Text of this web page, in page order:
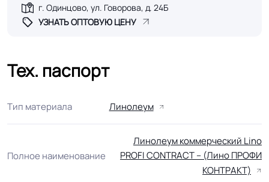
г. Одинцово, ул. Говорова, д. 24Б
УЗНАТЬ ОПТОВУЮ ЦЕНУ
Тех. паспорт
Тип материала Линолеум
Полное наименование
Линолеум коммерческий Lino
PROFI CONTRACT – (Лино ПРОФИ
КОНТРАКТ)